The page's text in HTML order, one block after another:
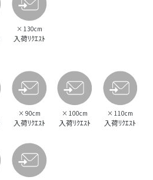
× 130cm
入荷ﾘｸｴｽﾄ
× 90cm
入荷ﾘｸｴｽﾄ
× 100cm
入荷ﾘｸｴｽﾄ
× 110cm
入荷ﾘｸｴｽﾄ